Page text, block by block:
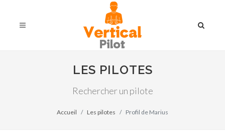
LES PILOTES
Rechercher un pilote
Accueil Les pilotes Profil de Marius